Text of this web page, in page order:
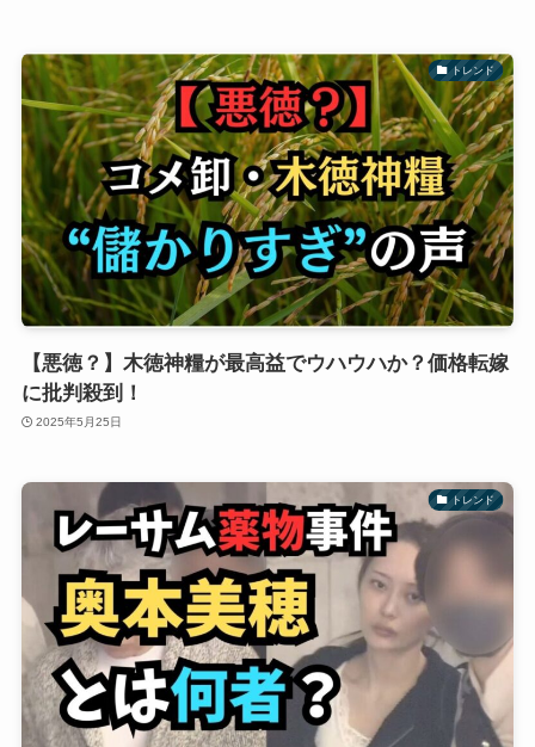
トレンド
【悪徳？】木徳神糧が最高益でウハウハか？価格転嫁
に批判殺到！
2025年5月25日
トレンド